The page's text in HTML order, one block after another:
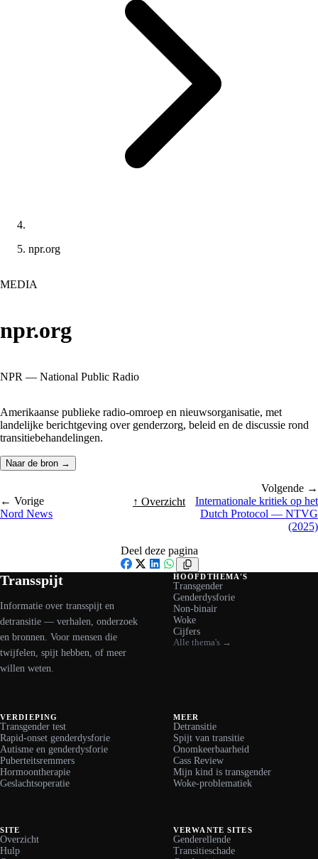
npr.org
MEDIA
npr.org
NPR — National Public Radio
Amerikaanse publieke radio-omroep en nieuwsorganisatie, met
landelijke berichtgeving over genderzorg, beleid en de discussie rond
transitiebehandelingen.
Naar de bron →
← Vorige
Nord News
↑ Overzicht
Volgende →
Internationale kritiek op het
Dutch Protocol — NTVG
(2025)
Deel deze pagina
Facebook
X LinkedIn
WhatsApp
Transspijt
Informatie over transspijt en
detransitie — verhalen, onderzoek
en bronnen. Voor mensen die
twijfelen, spijt hebben, of meer
willen weten.
HOOFDTHEMA'S
Transgender
Genderdysforie
Non-binair
Woke
Cijfers
Alle thema's →
VERDIEPING
Transgender test
Rapid-onset genderdysforie
Autisme en genderdysforie
Puberteitsremmers
Hormoontherapie
Geslachtsoperatie
MEER
Detransitie
Spijt van transitie
Onomkeerbaarheid
Cass Review
Mijn kind is transgender
Woke-problematiek
SITE
Overzicht
Hulp
VERWANTE SITES
Genderellende
Transitieschade